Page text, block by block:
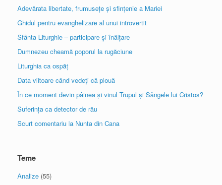
Adevărata libertate, frumusețe și sfințenie a Mariei
Ghidul pentru evanghelizare al unui introvertit
Sfânta Liturghie – participare și înălțare
Dumnezeu cheamă poporul la rugăciune
Liturghia ca ospăț
Data viitoare când vedeți că plouă
În ce moment devin pâinea și vinul Trupul și Sângele lui Cristos?
Suferința ca detector de rău
Scurt comentariu la Nunta din Cana
Teme
Analize (55)